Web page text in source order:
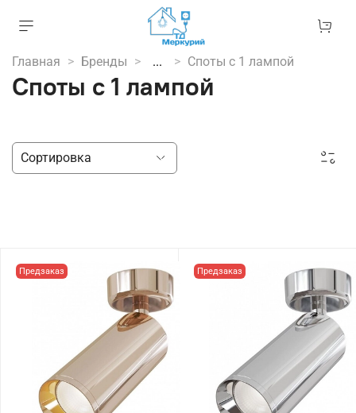
Главная Бренды ... Споты с 1 лампой
Споты с 1 лампой
Предзаказ Предзаказ